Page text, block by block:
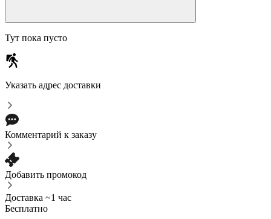
Тут пока пусто
Указать адрес доставки
Комментарий к заказу
Добавить промокод
Доставка ~1 час
Бесплатно